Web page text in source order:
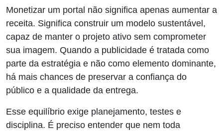
Monetizar um portal não significa apenas aumentar a
receita. Significa construir um modelo sustentável,
capaz de manter o projeto ativo sem comprometer
sua imagem. Quando a publicidade é tratada como
parte da estratégia e não como elemento dominante,
há mais chances de preservar a confiança do
público e a qualidade da entrega.
Esse equilíbrio exige planejamento, testes e
disciplina. É preciso entender que nem toda